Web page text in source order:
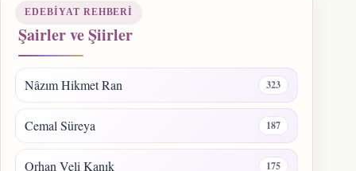
EDEBIYAT REHBERI
Şairler ve Şiirler
Nâzım Hikmet Ran 323
Cemal Süreya 187
Orhan Veli Kanık 175